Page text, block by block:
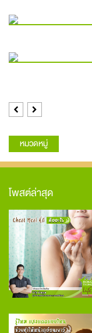
Previous
Next
หมวดหมู่
โพสต์ล่าสุด